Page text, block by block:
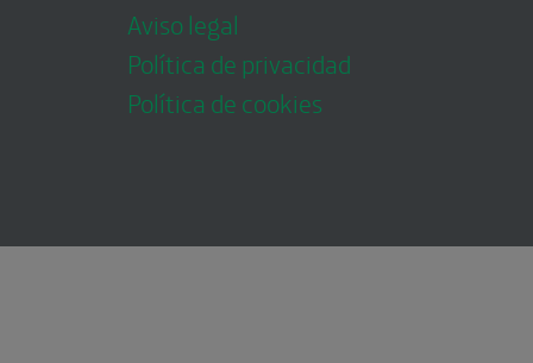
Aviso legal
Política de privacidad
Política de cookies